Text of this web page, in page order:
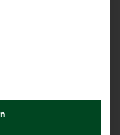
jedenfalls auf den
oder
– etwa durch
stören, Rehkitzen
ausweichen und –
diese in ihrer
Gruppen, für die eine